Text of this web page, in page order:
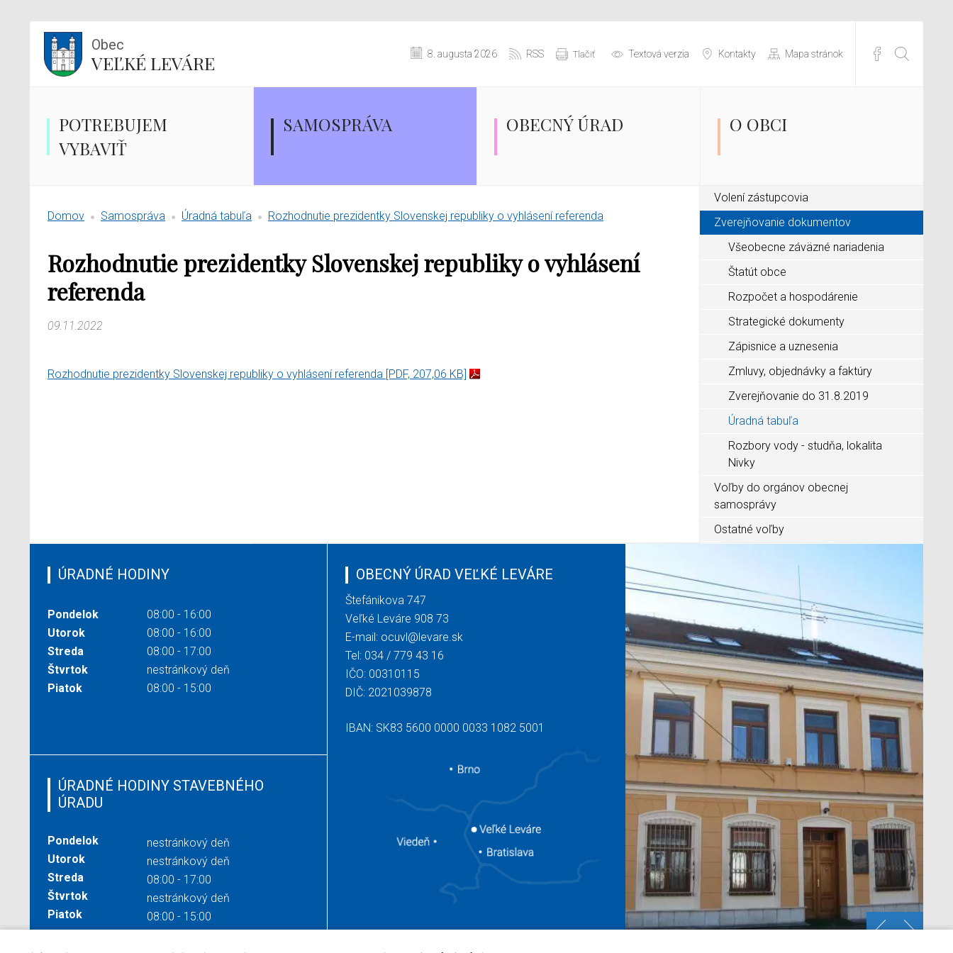
Obec
VEĽKÉ LEVÁRE 8. augusta 2026 RSS Tlačiť Textová verzia Kontakty Mapa stránok
POTREBUJEM
VYBAVIŤ
SAMOSPRÁVA OBECNÝ ÚRAD O OBCI
Domov Samospráva Úradná tabuľa Rozhodnutie prezidentky Slovenskej republiky o vyhlásení referenda
Rozhodnutie prezidentky Slovenskej republiky o vyhlásení
referenda
09.11.2022
Rozhodnutie prezidentky Slovenskej republiky o vyhlásení referenda [PDF, 207,06 KB]
Volení zástupcovia
Zverejňovanie dokumentov
Všeobecne záväzné nariadenia
Štatút obce
Rozpočet a hospodárenie
Strategické dokumenty
Zápisnice a uznesenia
Zmluvy, objednávky a faktúry
Zverejňovanie do 31.8.2019
Úradná tabuľa
Rozbory vody - studňa, lokalita
Nivky
Voľby do orgánov obecnej
samosprávy
Ostatné voľby
ÚRADNÉ HODINY
Pondelok
08:00 - 16:00
Utorok
08:00 - 16:00
Streda
08:00 - 17:00
Štvrtok
nestránkový deň
Piatok
08:00 - 15:00
ÚRADNÉ HODINY STAVEBNÉHO
ÚRADU
Pondelok
nestránkový deň
Utorok
nestránkový deň
Streda
08:00 - 17:00
Štvrtok
nestránkový deň
Piatok
08:00 - 15:00
OBECNÝ ÚRAD VEĽKÉ LEVÁRE
Štefánikova 747
Veľké Leváre 908 73
E-mail: ocuvl@levare.sk
Tel: 034 / 779 43 16
IČO: 00310115
DIČ: 2021039878
IBAN: SK83 5600 0000 0033 1082 5001